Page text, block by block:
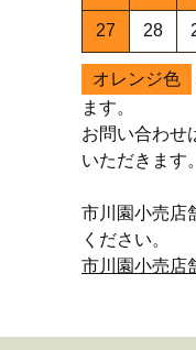
27 28
オレンジ色
ます。
お問い合わせ
いただきます。
市川園小売店
ください。
市川園小売店